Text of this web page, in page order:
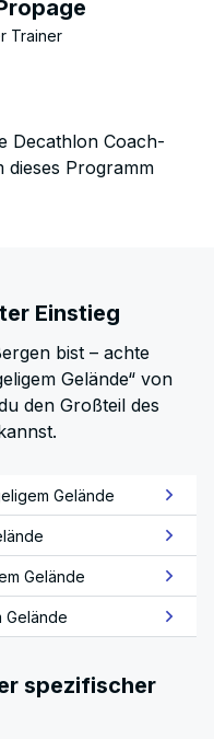
Trainer
Decathlon Coach-
dieses Programm
Einstieg
bist – achte
Gelände“ von
den Großteil des
Gelände
Gelände
Gelände
spezifischer